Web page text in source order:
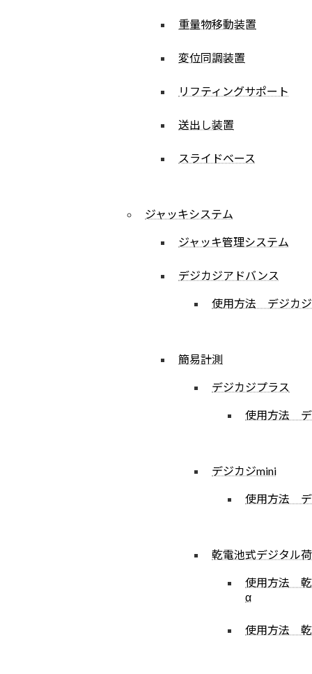
重量物移動装置
変位同調装置
リフティングサポート
送出し装置
スライドベース
ジャッキシステム
ジャッキ管理システム
デジカジアドバンス
使用方法 デジカジ
簡易計測
デジカジプラス
使用方法 デ
デジカジmini
使用方法 デ
乾電池式デジタル
使用方法 乾
α
使用方法 乾